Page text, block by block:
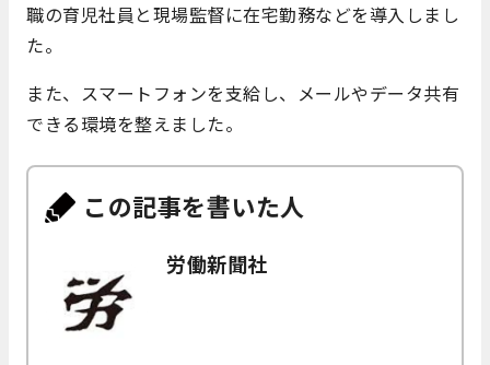
職の育児社員と現場監督に在宅勤務などを導入しまし
た。
また、スマートフォンを支給し、メールやデータ共有
できる環境を整えました。
この記事を書いた人
労働新聞社